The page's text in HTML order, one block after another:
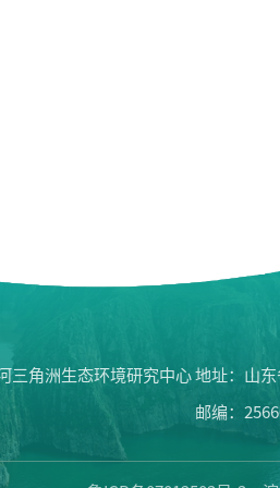
三角洲生态环境研究中心 地址：山
邮编：